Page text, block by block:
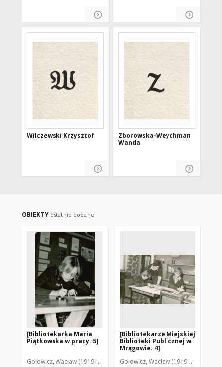
Wilczewski Krzysztof
Zborowska-Weychman
Wanda
OBIEKTY ostatnio dodane
[Bibliotekarka Maria
Piątkowska w pracy. 5]
Gołowicz, Wacław (1919-1983). Fot.
[Bibliotekarze Miejskiej
Biblioteki Publicznej w
Mrągowie. 4]
Gołowicz, Wacław (1919-1983). Fot.